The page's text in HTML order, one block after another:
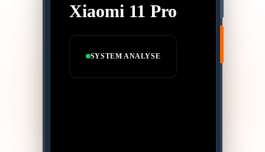
Xiaomi 11 Pro
SYSTEM ANALYSE